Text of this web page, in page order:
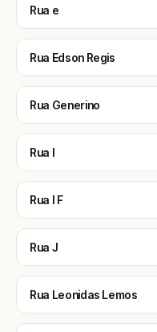
Rua e
Rua Edson Regis
Rua Generino
Rua I
Rua I F
Rua J
Rua Leonidas Lemos